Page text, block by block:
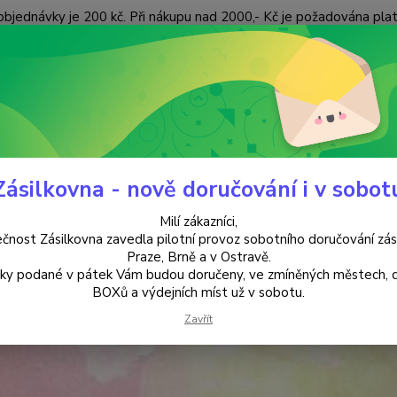
je 200 kč. Při nákupu nad 2000,- Kč je požadována
KONTAKTY
Hledat
(Po-
CD Maok
fenomenální slovenský hudebník, improvizátor,
a nejniternějším způsobem sebevyjádření je
každou buňkou těla a povznášet ducha. Navozují
- nově doručování i v
Milí zákazníci,
Zásilkovna zavedla pilotní provoz sobotního doručování
Praze, Brně a v Ostravě.
podané v pátek Vám budou doručeny, ve zmíněných městech,
BOXů a výdejních míst už v sobotu.
Zavřít